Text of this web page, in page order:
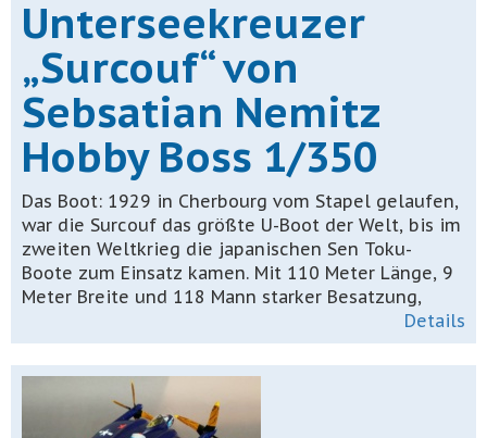
Unterseekreuzer
„Surcouf“ von
Sebsatian Nemitz
Hobby Boss 1/350
Das Boot: 1929 in Cherbourg vom Stapel gelaufen,
war die Surcouf das größte U-Boot der Welt, bis im
zweiten Weltkrieg die japanischen Sen Toku-
Boote zum Einsatz kamen. Mit 110 Meter Länge, 9
Meter Breite und 118 Mann starker Besatzung,
Details